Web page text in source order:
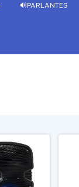
🔊PARLANTES